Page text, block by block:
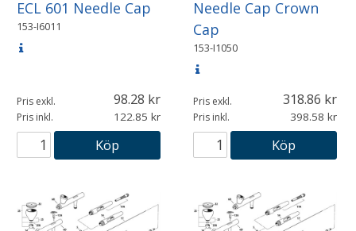
ECL 601 Needle Cap
153-I6011
Pris exkl. 98.28
Pris inkl. 122.85
Köp
Needle Cap Crown
Cap
153-I1050
Pris exkl. 318.86
Pris inkl. 398.58
Köp